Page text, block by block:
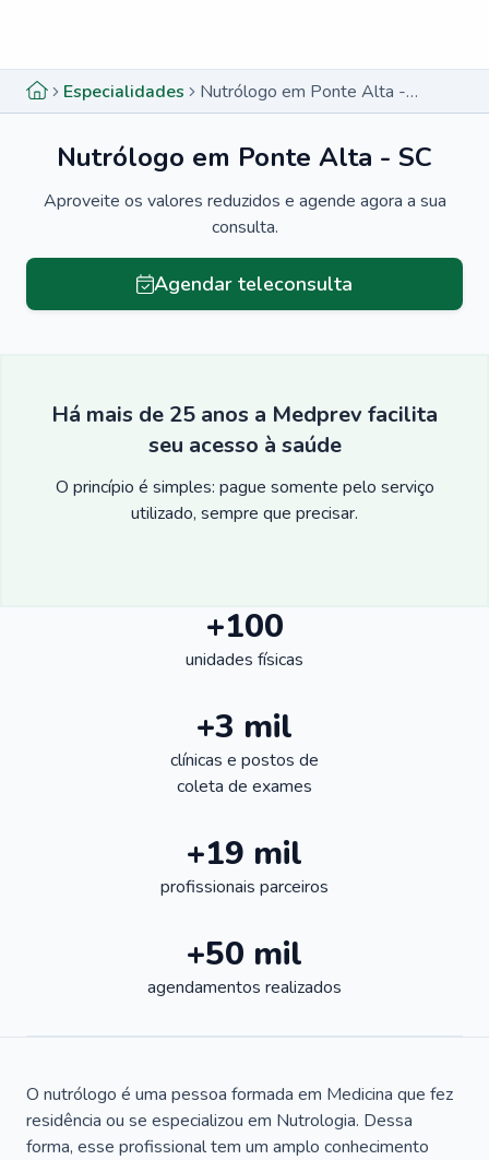
Especialidades Nutrólogo em Ponte Alta - SC
Nutrólogo em Ponte Alta - SC
Aproveite os valores reduzidos e agende agora a sua
consulta.
Agendar teleconsulta
Há mais de 25 anos a Medprev facilita
seu acesso à saúde
O princípio é simples: pague somente pelo serviço
utilizado, sempre que precisar.
+100
unidades físicas
+3 mil
clínicas e postos de
coleta de exames
+19 mil
profissionais parceiros
+50 mil
agendamentos realizados
O nutrólogo é uma pessoa formada em Medicina que fez
residência ou se especializou em Nutrologia. Dessa
forma, esse profissional tem um amplo conhecimento